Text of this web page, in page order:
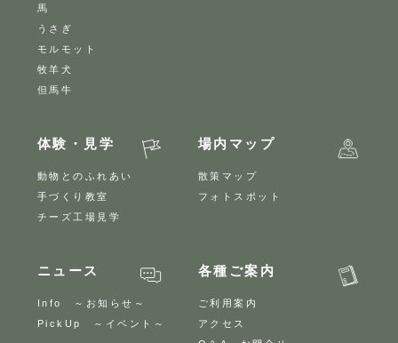
馬
うさぎ
モルモット
牧羊犬
但馬牛
体験・見学
動物とのふれあい
手づくり教室
チーズ工場見学
場内マップ
散策マップ
フォトスポット
ニュース
Info ～お知らせ～
PickUp ～イベント～
各種ご案内
ご利用案内
アクセス